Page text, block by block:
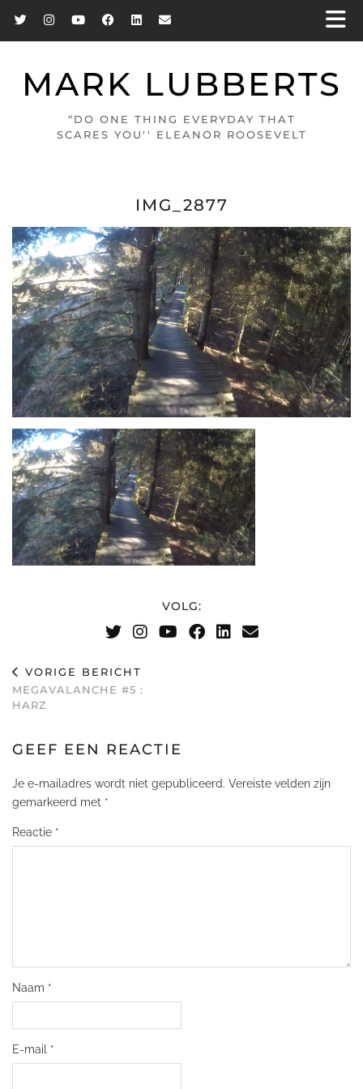
MARK LUBBERTS
“DO ONE THING EVERYDAY THAT
SCARES YOU'' ELEANOR ROOSEVELT
IMG_2877
VOLG:
VORIGE BERICHT
MEGAVALANCHE #5 :
HARZ
GEEF EEN REACTIE
Je e-mailadres wordt niet gepubliceerd. Vereiste velden zijn
gemarkeerd met *
Reactie *
Naam *
E-mail *